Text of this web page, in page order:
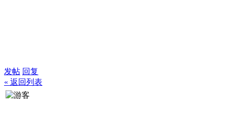
发帖 回复
« 返回列表